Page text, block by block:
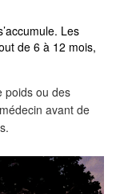
Les
de 6 à 12 mois,
poids ou des
avant de